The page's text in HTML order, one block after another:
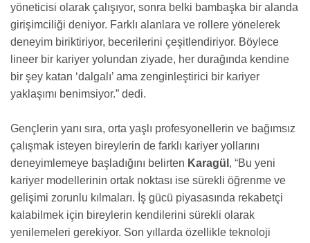
yöneticisi olarak çalışıyor, sonra belki bambaşka bir alanda
girişimciliği deniyor. Farklı alanlara ve rollere yönelerek
deneyim biriktiriyor, becerilerini çeşitlendiriyor. Böylece
lineer bir kariyer yolundan ziyade, her durağında kendine
bir şey katan ‘dalgalı’ ama zenginleştirici bir kariyer
yaklaşımı benimsiyor.” dedi.
Gençlerin yanı sıra, orta yaşlı profesyonellerin ve bağımsız
çalışmak isteyen bireylerin de farklı kariyer yollarını
deneyimlemeye başladığını belirten Karagül , “Bu yeni
kariyer modellerinin ortak noktası ise sürekli öğrenme ve
gelişimi zorunlu kılmaları. İş gücü piyasasında rekabetçi
kalabilmek için bireylerin kendilerini sürekli olarak
yenilemeleri gerekiyor. Son yıllarda özellikle teknoloji